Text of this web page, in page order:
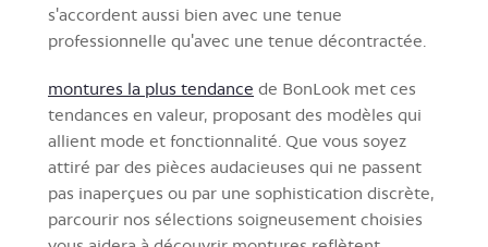
s'accordent aussi bien avec une tenue
professionnelle qu'avec une tenue décontractée.
montures la plus tendance de BonLook met ces
tendances en valeur, proposant des modèles qui
allient mode et fonctionnalité. Que vous soyez
attiré par des pièces audacieuses qui ne passent
pas inaperçues ou par une sophistication discrète,
parcourir nos sélections soigneusement choisies